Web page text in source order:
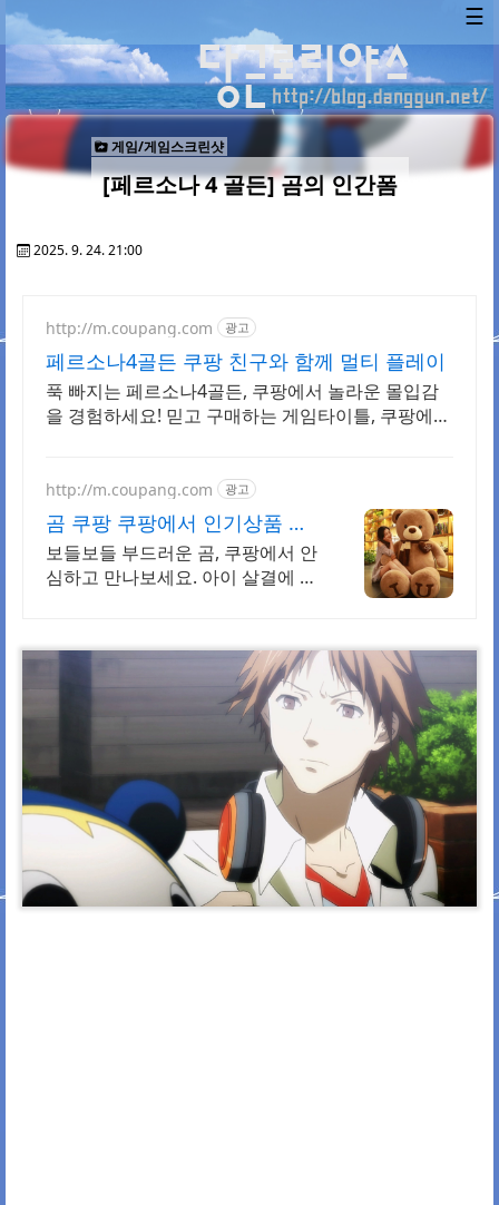
☰
게임/게임스크린샷
[페르소나 4 골든] 곰의 인간폼
2025. 9. 24. 21:00
http://m.coupang.com 광고
페르소나4골든 쿠팡 친구와 함께 멀티 플레이
푹 빠지는 페르소나4골든, 쿠팡에서 놀라운 몰입감
을 경험하세요! 믿고 구매하는 게임타이틀, 쿠팡에서
http://m.coupang.com 광고
곰 쿠팡 쿠팡에서 인기상품 확
인
보들보들 부드러운 곰, 쿠팡에서 안
심하고 만나보세요. 아이 살결에 닿